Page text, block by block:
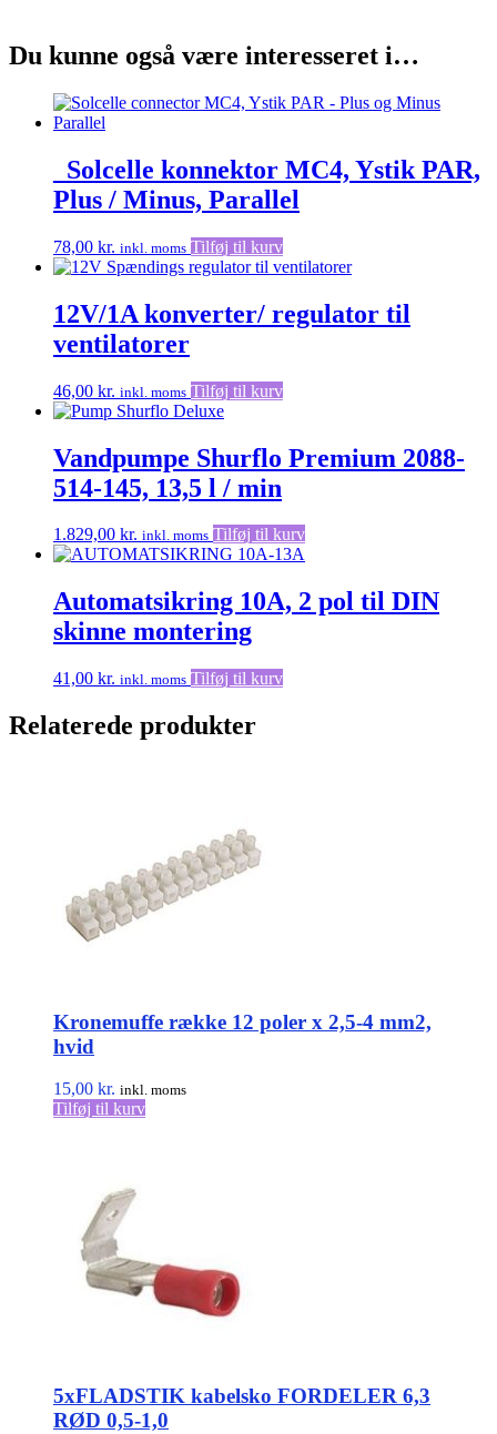
Du kunne også være interesseret i…
_Solcelle konnektor MC4, Ystik PAR,
Plus / Minus, Parallel
78,00 kr. inkl. moms Tilføj til kurv
12V/1A konverter/ regulator til
ventilatorer
46,00 kr. inkl. moms Tilføj til kurv
Vandpumpe Shurflo Premium 2088-
514-145, 13,5 l / min
1.829,00 kr. inkl. moms Tilføj til kurv
Automatsikring 10A, 2 pol til DIN
skinne montering
41,00 kr. inkl. moms Tilføj til kurv
Relaterede produkter
Kronemuffe række 12 poler x 2,5-4 mm2,
hvid
15,00 kr. inkl. moms
Tilføj til kurv
5xFLADSTIK kabelsko FORDELER 6,3
RØD 0,5-1,0